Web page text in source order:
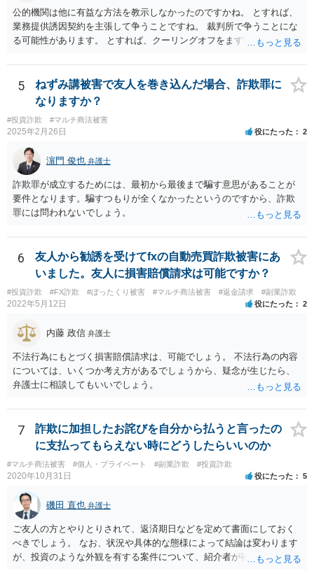
ろ、第１審被告らの不法行為は、故意による違法な詐欺行為であっ
て、このような場合に、被害者である第１審原告らの損害額を減額す
ることは、加害者である第１審被告らに対し、故意に違法な手段で取
資詐欺（ポンジスキーム）等の事例においては、相手方が故意に騙し
た事案であれば、過失相殺の主張は封じられることになります。
公的機関は他に有益な方法を教示しなかったのですかね。 とすれば、
業務提供誘因契約を主張して争うことですね。 裁判所で争うことにな
る可能性があります。 とすれば、クーリングオフをまず実行すること
5
ねずみ講被害で友人を巻き込んだ場合、詐欺罪に
なりますか？
#投資詐欺 #マルチ商法被害
2025年2月26日 役にたった 2
濵門 俊也 弁護士
詐欺罪が成立するためには、最初から最後まで騙す意思があることが
要件となります。騙すつもりが全くなかったというのですから、詐欺
罪には問われないでしょう。
6
友人から勧誘を受けてfxの自動売買詐欺被害にあ
いました。友人に損害賠償請求は可能ですか？
#投資詐欺 #FX詐欺 #ぼったくり被害 #マルチ商法被害 #返金請求 #副業詐欺
2022年5月12日 役にたった 2
内藤 政信 弁護士
不法行為にもとづく損害賠償請求は、可能でしょう。 不法行為の内容
については、いくつか考え方があるでしょうから、疑念が生じたら、
弁護士に相談してもいいでしょう。
7
詐欺に加担したお詫びを自分から払うと言ったの
に支払ってもらえない時にどうしたらいいのか
#マルチ商法被害 #個人・プライベート #副業詐欺 #投資詐欺
2020年10月31日 役にたった 5
磯田 直也 弁護士
ご友人の方とやりとりされて、返済期日などを定めて書面にしておく
べきでしょう。 なお、状況や具体的な態様によって結論は変わります
が、投資のような外観を有する案件について、紹介者が被紹介者に対